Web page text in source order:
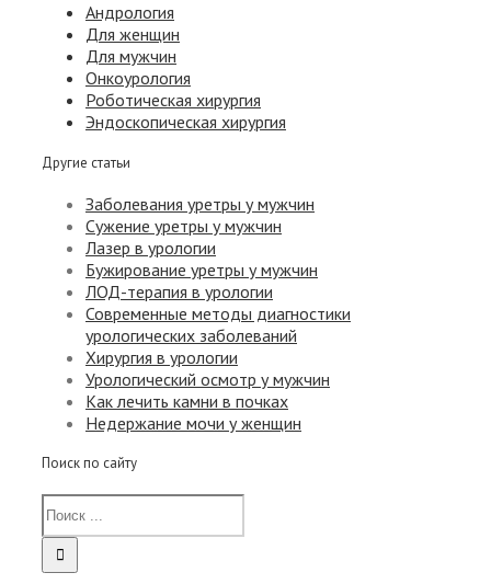
Андрология
Для женщин
Для мужчин
Онкоурология
Роботическая хирургия
Эндоскопическая хирургия
Другие статьи
Заболевания уретры у мужчин
Сужение уретры у мужчин
Лазер в урологии
Бужирование уретры у мужчин
ЛОД-терапия в урологии
Современные методы диагностики
урологических заболеваний
Хирургия в урологии
Урологический осмотр у мужчин
Как лечить камни в почках
Недержание мочи у женщин
Поиск по сайту